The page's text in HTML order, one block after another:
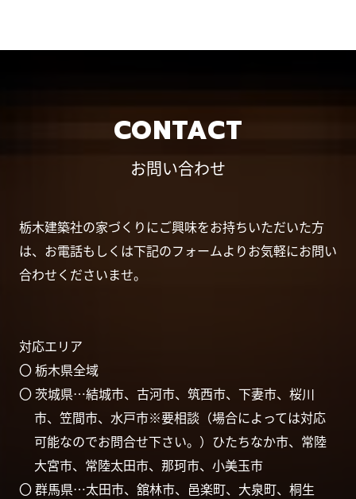
CONTACT
お問い合わせ
栃木建築社の家づくりにご興味をお持ちいただいた方
は、お電話もしくは下記のフォームよりお気軽にお問い
合わせくださいませ。
対応エリア
〇 栃木県全域
〇 茨城県…結城市、古河市、筑西市、下妻市、桜川
市、笠間市、水戸市※要相談（場合によっては対応
可能なのでお問合せ下さい。）ひたちなか市、常陸
大宮市、常陸太田市、那珂市、小美玉市
〇 群馬県…太田市、舘林市、邑楽町、大泉町、桐生